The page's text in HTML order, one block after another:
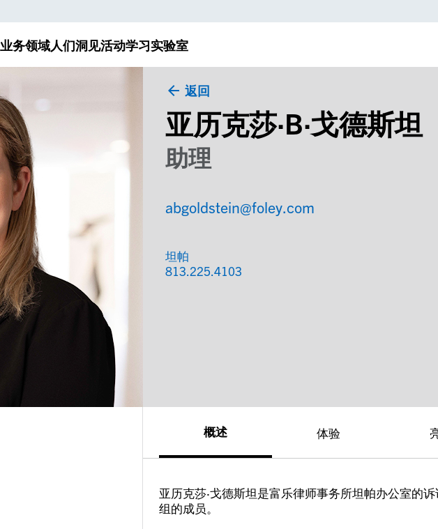
业务领域人们洞见活动学习实验室
返回
亚历克莎·B·戈德斯坦
助理
abgoldstein@foley.com
坦帕
813.225.4103
概述
亚历克莎·戈德斯坦是富乐律师事务所坦帕办公室的
组的成员。
体验